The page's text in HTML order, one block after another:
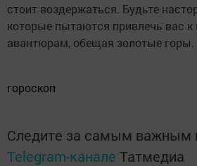
стоит воздержаться. Будьте
которые пытаются привлечь вас к
авантюрам, обещая золотые горы.
гороскоп
Следите за самым важным
Telegram-канале Татмедиа